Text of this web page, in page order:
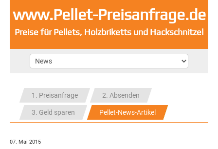
www.Pellet-Preisanfrage.de
Preise für Pellets, Holzbriketts und Hackschnitzel
1. Preisanfrage 2. Absenden
3. Geld sparen Pellet-News-Artikel
07. Mai 2015